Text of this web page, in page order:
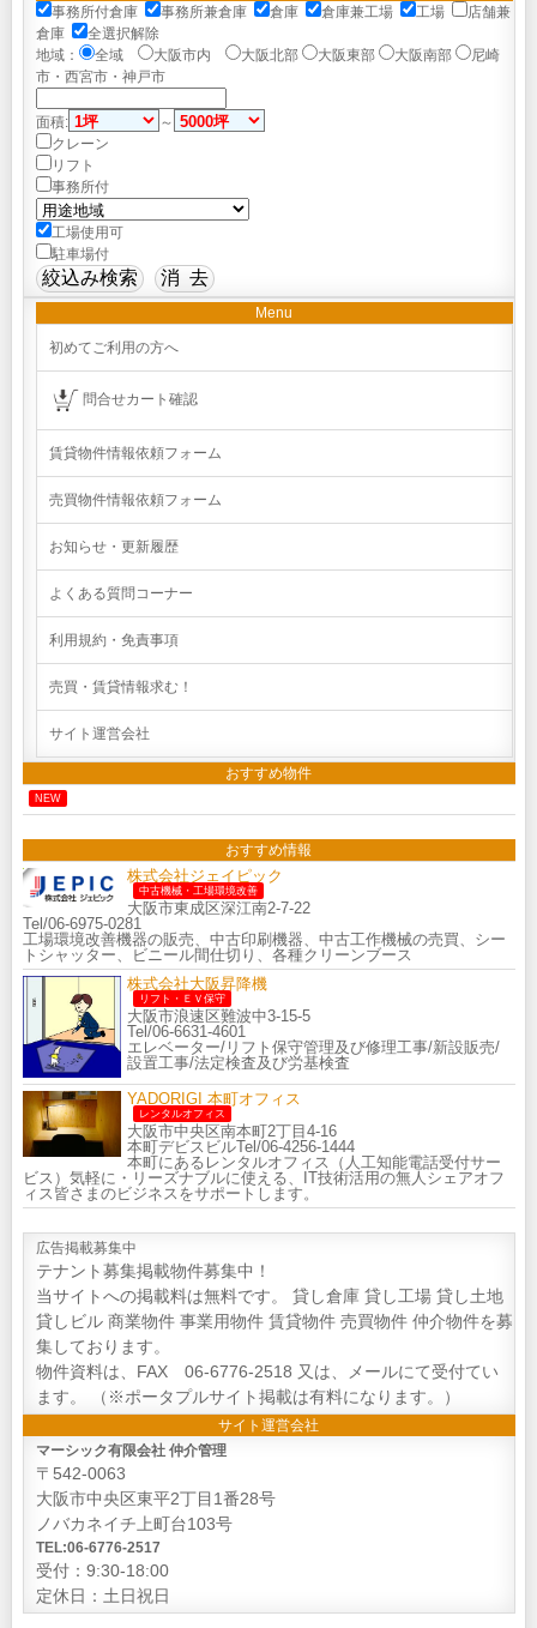
事務所付倉庫
事務所兼倉庫 倉庫 倉庫兼工場 工場
店舗兼
倉庫
全選択解除
地域：
全域 大阪市内 大阪北部 大阪東部 大阪南部
尼崎
市・西宮市・神戸市
面積:
～
クレーン
リフト
事務所付
工場使用可
駐車場付
Menu
初めてご利用の方へ
問合せカート確認
賃貸物件情報依頼フォーム
売買物件情報依頼フォーム
お知らせ・更新履歴
よくある質問コーナー
利用規約・免責事項
売買・賃貸情報求む！
サイト運営会社
おすすめ物件
NEW
おすすめ情報
株式会社ジェイピック
中古機械・工場環境改善
大阪市東成区深江南2-7-22
Tel/06-6975-0281
工場環境改善機器の販売、中古印刷機器、中古工作機械の売買、シー
トシャッター、ビニール間仕切り、各種クリーンブース
株式会社大阪昇降機
リフト・ＥＶ保守
大阪市浪速区難波中3-15-5
Tel/06-6631-4601
エレベーター/リフト保守管理及び修理工事/新設販売/
設置工事/法定検査及び労基検査
YADORIGI 本町オフィス
レンタルオフィス
大阪市中央区南本町2丁目4-16
本町デビスビルTel/06-4256-1444
本町にあるレンタルオフィス（人工知能電話受付サー
ビス）気軽に・リーズナブルに使える、IT技術活用の無人シェアオフ
ィス皆さまのビジネスをサポートします。
広告掲載募集中
テナント募集掲載物件募集中！
当サイトへの掲載料は無料です。 貸し倉庫 貸し工場 貸し土地
貸しビル 商業物件 事業用物件 賃貸物件 売買物件 仲介物件を募
集しております。
物件資料は、FAX 06-6776-2518 又は、メールにて受付てい
ます。 （※ポータプルサイト掲載は有料になります。）
サイト運営会社
マーシック有限会社 仲介管理
〒542-0063
大阪市中央区東平2丁目1番28号
ノバカネイチ上町台103号
TEL:06-6776-2517
受付：9:30-18:00
定休日：土日祝日